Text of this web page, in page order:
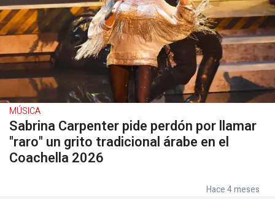
MÚSICA
Sabrina Carpenter pide perdón por llamar
"raro" un grito tradicional árabe en el
Coachella 2026
Hace 4 meses